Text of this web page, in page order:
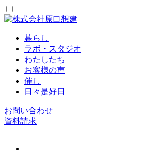
暮らし
ラボ・スタジオ
わたしたち
お客様の声
催し
日々是好日
お問い合わせ
資料請求